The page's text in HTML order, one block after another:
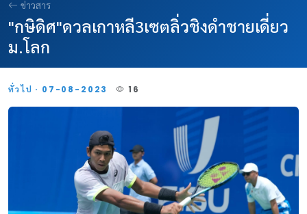
ข่าวสาร
"กษิดิศ"ดวลเกาหลี3เซตลิ่วชิงดำชายเดี่ยว
ม.โลก
ทั่วไป · 07-08-2023 16